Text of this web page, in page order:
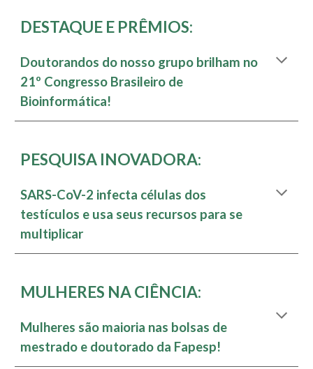
DESTAQUE E PRÊMIOS:
Doutorandos do nosso grupo brilham no
21º Congresso Brasileiro de
Bioinformática!
PESQUISA INOVADORA:
SARS-CoV-2 infecta células dos
testículos e usa seus recursos para se
multiplicar
MULHERES NA CIÊNCIA:
Mulheres são maioria nas bolsas de
mestrado e doutorado da Fapesp!